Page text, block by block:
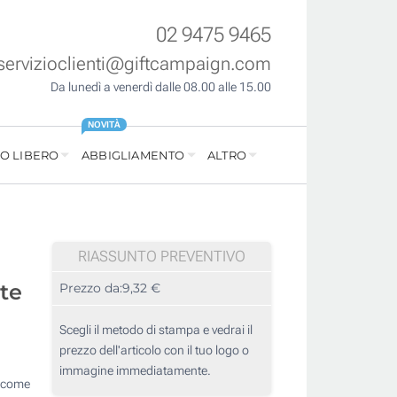
02 9475 9465
Da lunedì a venerdì dalle 08.00 alle 15.00
LIBERO ABBIGLIAMENTO
NOVITÀ
ALTRO
RIASSUNTO PREVENTIVO
Prezzo da:9,32 €
Scegli il metodo di stampa e vedrai il
prezzo dell'articolo con il tuo logo o
immagine immediatamente.